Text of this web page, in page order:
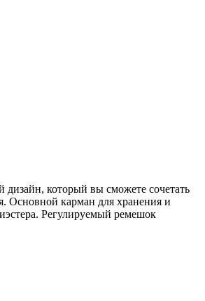
дизайн, который вы сможете сочетать
Основной карман для хранения и
Регулируемый ремешок